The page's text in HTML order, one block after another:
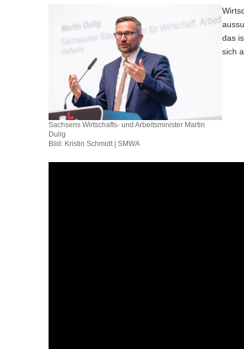
Sachsens Wirtschafts- und Arbeitsminister Martin
Dulig
Bild: Kristin Schmidt | SMWA
das
sich